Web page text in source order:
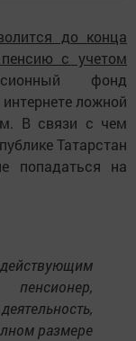
до конца
с учетом
фонд
ложной
В связи с чем
Татарстан
попадаться на
размере